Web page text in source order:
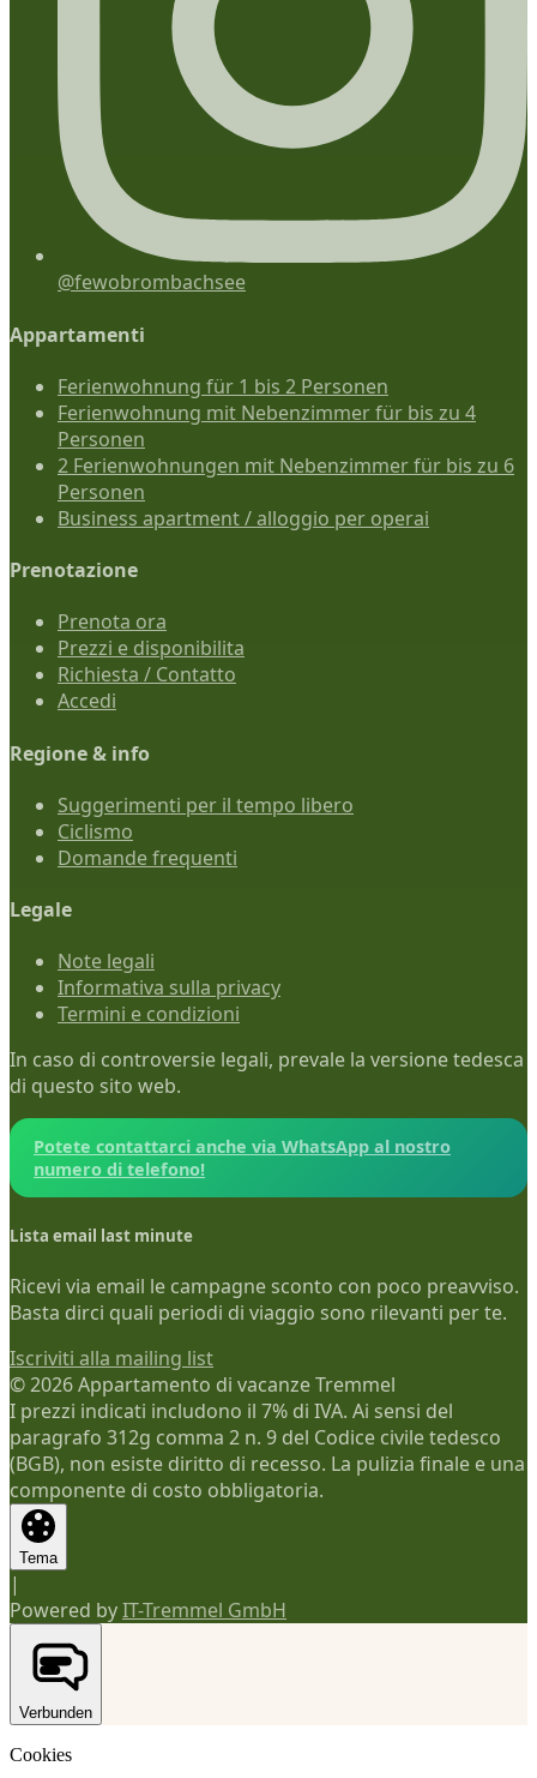
@fewobrombachsee
Appartamenti
Ferienwohnung für 1 bis 2 Personen
Ferienwohnung mit Nebenzimmer für bis zu 4
Personen
2 Ferienwohnungen mit Nebenzimmer für bis zu 6
Personen
Business apartment / alloggio per operai
Prenotazione
Prenota ora
Prezzi e disponibilita
Richiesta / Contatto
Accedi
Regione & info
Suggerimenti per il tempo libero
Ciclismo
Domande frequenti
Legale
Note legali
Informativa sulla privacy
Termini e condizioni
In caso di controversie legali, prevale la versione tedesca
di questo sito web.
Potete contattarci anche via WhatsApp al nostro
numero di telefono!
Lista email last minute
Ricevi via email le campagne sconto con poco preavviso.
Basta dirci quali periodi di viaggio sono rilevanti per te.
Iscriviti alla mailing list
© 2026 Appartamento di vacanze Tremmel
I prezzi indicati includono il 7% di IVA. Ai sensi del
paragrafo 312g comma 2 n. 9 del Codice civile tedesco
(BGB), non esiste diritto di recesso. La pulizia finale e una
componente di costo obbligatoria.
Tema
|
Powered byIT-Tremmel GmbH
Verbunden
Cookies